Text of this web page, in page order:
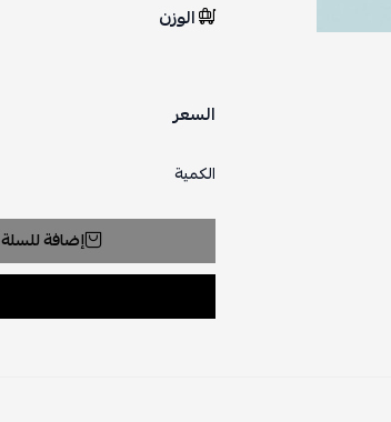
الوزن
السعر
الكمية
إضافة للسلة